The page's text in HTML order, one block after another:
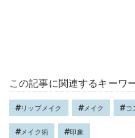
この記事に関連するキーワ
リップメイク メイク コ
メイク術 印象